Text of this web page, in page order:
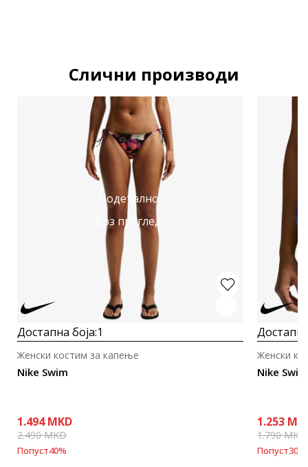
Слични производи
Подетално
Брз преглед
Достапна боја:1
Nike Swim
Женски костим за капење
1.494 MKD
2.490MKD
Попуст40%
Nike Swim
Женски
1.253
1.790MKD
Попуст30